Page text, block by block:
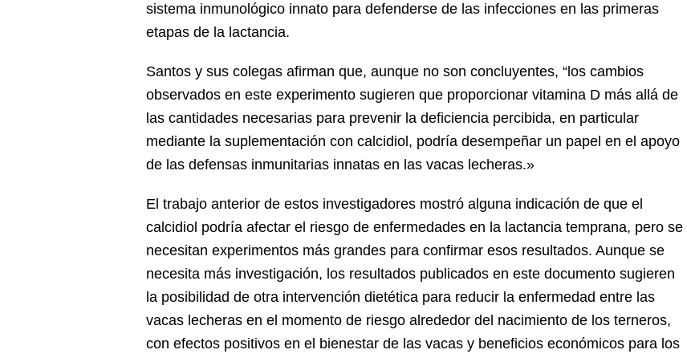
sistema inmunológico innato para defenderse de las infecciones en las primeras
etapas de la lactancia.
Santos y sus colegas afirman que, aunque no son concluyentes, “los cambios
observados en este experimento sugieren que proporcionar vitamina D más allá de
las cantidades necesarias para prevenir la deficiencia percibida, en particular
mediante la suplementación con calcidiol, podría desempeñar un papel en el apoyo
de las defensas inmunitarias innatas en las vacas lecheras.»
El trabajo anterior de estos investigadores mostró alguna indicación de que el
calcidiol podría afectar el riesgo de enfermedades en la lactancia temprana, pero se
necesitan experimentos más grandes para confirmar esos resultados. Aunque se
necesita más investigación, los resultados publicados en este documento sugieren
la posibilidad de otra intervención dietética para reducir la enfermedad entre las
vacas lecheras en el momento de riesgo alrededor del nacimiento de los terneros,
con efectos positivos en el bienestar de las vacas y beneficios económicos para los